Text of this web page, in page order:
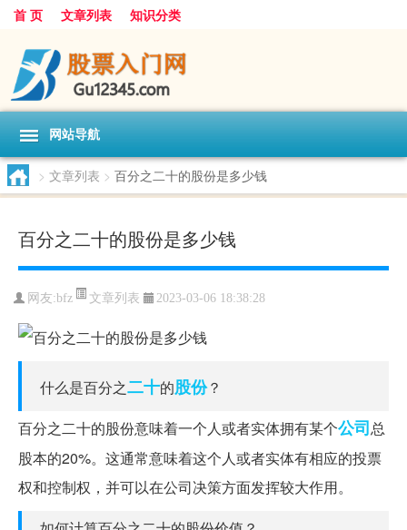
首 页 文章列表 知识分类
网站导航
> 文章列表 > 百分之二十的股份是多少钱
百分之二十的股份是多少钱
网友:bfz 文章列表 2023-03-06 18:38:28
什么是百分之二十的股份？
百分之二十的股份意味着一个人或者实体拥有某个公司总
股本的20%。这通常意味着这个人或者实体有相应的投票
权和控制权，并可以在公司决策方面发挥较大作用。